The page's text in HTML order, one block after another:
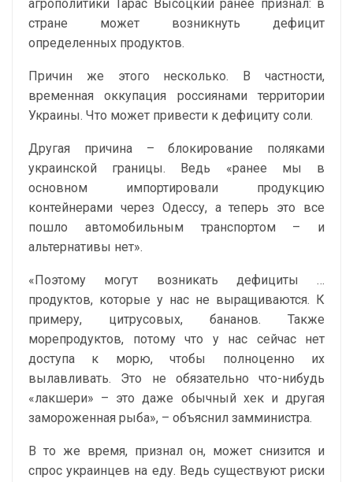
агрополитики Тарас Высоцкий ранее признал: в
стране может возникнуть дефицит
определенных продуктов.
Причин же этого несколько. В частности,
временная оккупация россиянами территории
Украины. Что может привести к дефициту соли.
Другая причина – блокирование поляками
украинской границы. Ведь «ранее мы в
основном импортировали продукцию
контейнерами через Одессу, а теперь это все
пошло автомобильным транспортом – и
альтернативы нет».
«Поэтому могут возникать дефициты …
продуктов, которые у нас не выращиваются. К
примеру, цитрусовых, бананов. Также
морепродуктов, потому что у нас сейчас нет
доступа к морю, чтобы полноценно их
вылавливать. Это не обязательно что-нибудь
«лакшери» – это даже обычный хек и другая
замороженная рыба», – объяснил замминистра.
В то же время, признал он, может снизится и
спрос украинцев на еду. Ведь существуют риски